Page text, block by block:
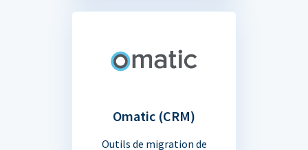
Omatic (CRM)
Outils de migration de